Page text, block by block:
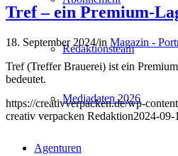
Redaktionsteam
Mediadaten 2026
Agenturen
Tref – ein Premium-
18. September 2024/in Magazin -
Tref (Treffer Brauerei) ist ein
bedeutet.
https://creativverpacken.de/wp-
creativ verpacken Redaktion2024-09-